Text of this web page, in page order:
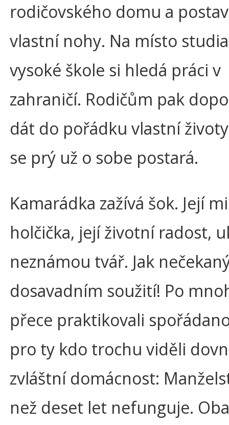
rodičovského domu a
vlastní nohy. Na místo
vysoké škole si hledá práci v
zahraničí. Rodičům pak
dát do pořádku vlastní
se prý už o sobe postará.
Kamarádka zažívá šok. Její
holčička, její životní radost,
neznámou tvář. Jak
dosavadním soužití! Po
přece praktikovali
pro ty kdo trochu viděli
zvláštní domácnost:
než deset let nefunguje.